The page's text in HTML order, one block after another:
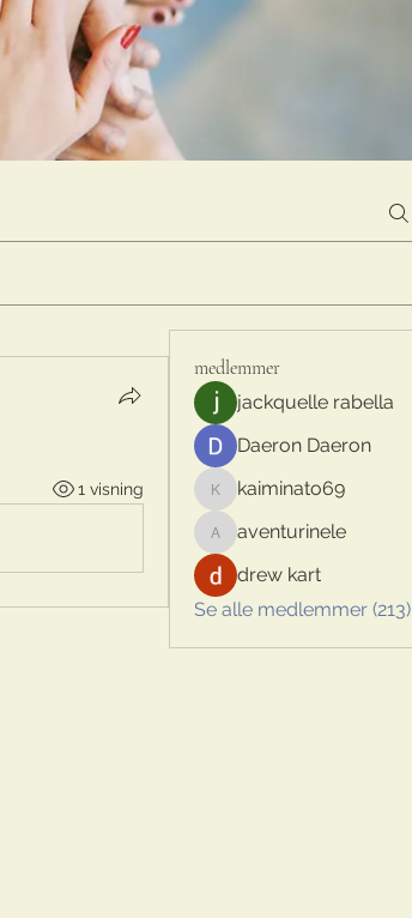
1 visning
medlemmer
jackquelle rabella
Daeron Daeron
kaiminato69
kaiminato69
aventurinele
aventurinele
drew kart
Se alle medlemmer (213)